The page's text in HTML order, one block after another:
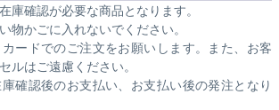
庫確認が必要な商品となります。
物かごに入れないでください。
ードでのご注文をお願いします。また、お客
ルはご遠慮ください。
確認後のお支払い、お支払い後の発注となり